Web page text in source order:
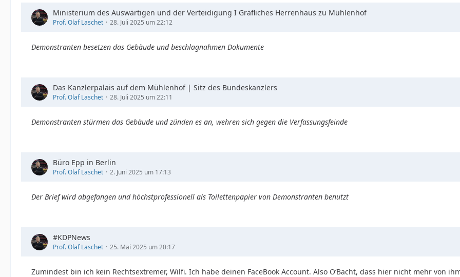
Ministerium des Auswärtigen und der Verteidigung I Gräfliches Herrenhaus zu Mühlenhof
Prof. Olaf Laschet 28. Juli 2025 um 22:12
Demonstranten besetzen das Gebäude und beschlagnahmen Dokumente
Das Kanzlerpalais auf dem Mühlenhof | Sitz des Bundeskanzlers
Prof. Olaf Laschet 28. Juli 2025 um 22:11
Demonstranten stürmen das Gebäude und zünden es an, wehren sich gegen die Verfassungsfeinde
Büro Epp in Berlin
Prof. Olaf Laschet 2. Juni 2025 um 17:13
Der Brief wird abgefangen und höchstprofessionell als Toilettenpapier von Demonstranten benutzt
#KDPNews
Prof. Olaf Laschet 25. Mai 2025 um 20:17
Zumindest bin ich kein Rechtsextremer, Wilfi. Ich habe deinen FaceBook Account. Also O‘Bacht, dass hier nicht mehr von